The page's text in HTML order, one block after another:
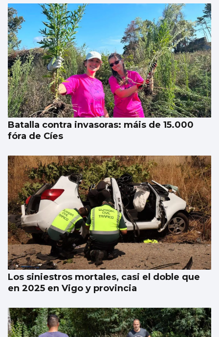
Al menos seis muertos y una quincena de
heridos en un tiroteo en un colegio en el
centro de Tailandia
Batalla contra invasoras: máis de 15.000
fóra de Cíes
Los siniestros mortales, casi el doble que
en 2025 en Vigo y provincia